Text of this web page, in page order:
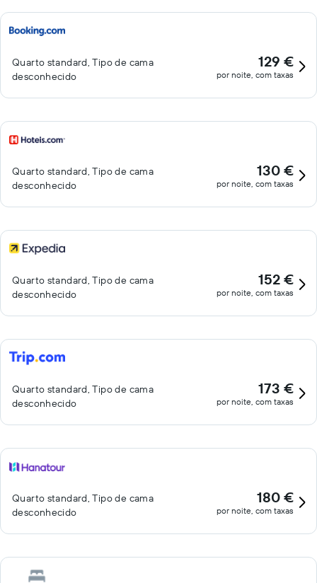
Quarto standard, Tipo de cama
desconhecido
129 €
por noite, com taxas
Quarto standard, Tipo de cama
desconhecido
130 €
por noite, com taxas
Quarto standard, Tipo de cama
desconhecido
152 €
por noite, com taxas
Quarto standard, Tipo de cama
desconhecido
173 €
por noite, com taxas
Quarto standard, Tipo de cama
desconhecido
180 €
por noite, com taxas